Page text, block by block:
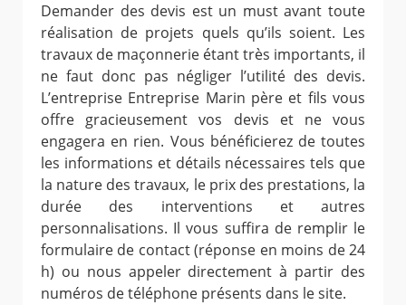
Demander des devis est un must avant toute
réalisation de projets quels qu’ils soient. Les
travaux de maçonnerie étant très importants, il
ne faut donc pas négliger l’utilité des devis.
L’entreprise Entreprise Marin père et fils vous
offre gracieusement vos devis et ne vous
engagera en rien. Vous bénéficierez de toutes
les informations et détails nécessaires tels que
la nature des travaux, le prix des prestations, la
durée des interventions et autres
personnalisations. Il vous suffira de remplir le
formulaire de contact (réponse en moins de 24
h) ou nous appeler directement à partir des
numéros de téléphone présents dans le site.